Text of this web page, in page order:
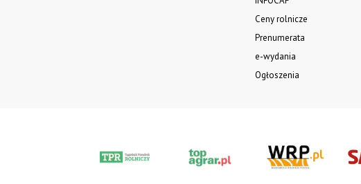
Ceny rolnicze
Prenumerata
e-wydania
Ogłoszenia